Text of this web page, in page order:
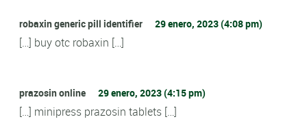
robaxin generic pill identifier 29 enero, 2023 (4:08 pm)
[…] buy otc robaxin […]
prazosin online 29 enero, 2023 (4:15 pm)
[…] minipress prazosin tablets […]